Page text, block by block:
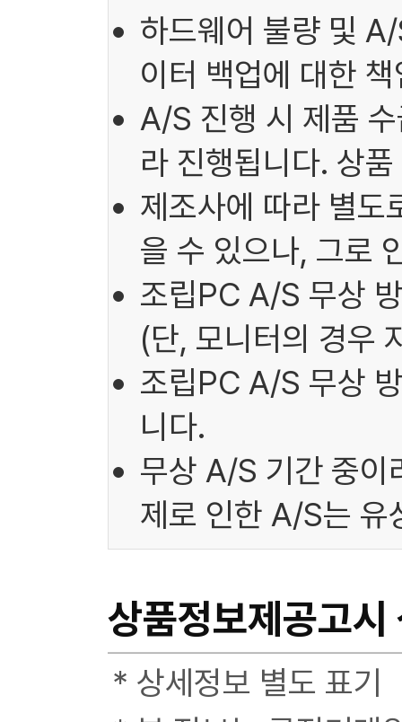
하드웨어 불량 및
이터 백업에 대한
A/S 진행 시 제품
라 진행됩니다. 상
제조사에 따라 별
을 수 있으나, 그로
조립PC A/S 무상
(단, 모니터의 경우
조립PC A/S 무상
니다.
무상 A/S 기간 중이
제로 인한 A/S는 유
상품정보제공고시
* 상세정보 별도 표기